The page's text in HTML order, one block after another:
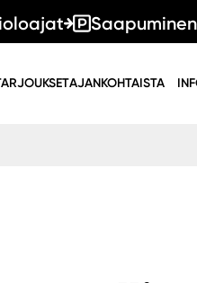
Saapuminen
AJANKOHTAISTA